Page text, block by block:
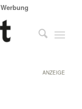
Werbung
ANZEIGE